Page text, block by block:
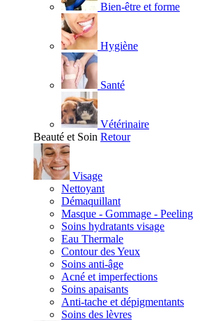
Bien-être et forme
Hygiène
Santé
Vétérinaire
Beauté et Soin Retour
Visage
Nettoyant
Démaquillant
Masque - Gommage - Peeling
Soins hydratants visage
Eau Thermale
Contour des Yeux
Soins anti-âge
Acné et imperfections
Soins apaisants
Anti-tache et dépigmentants
Soins des lèvres